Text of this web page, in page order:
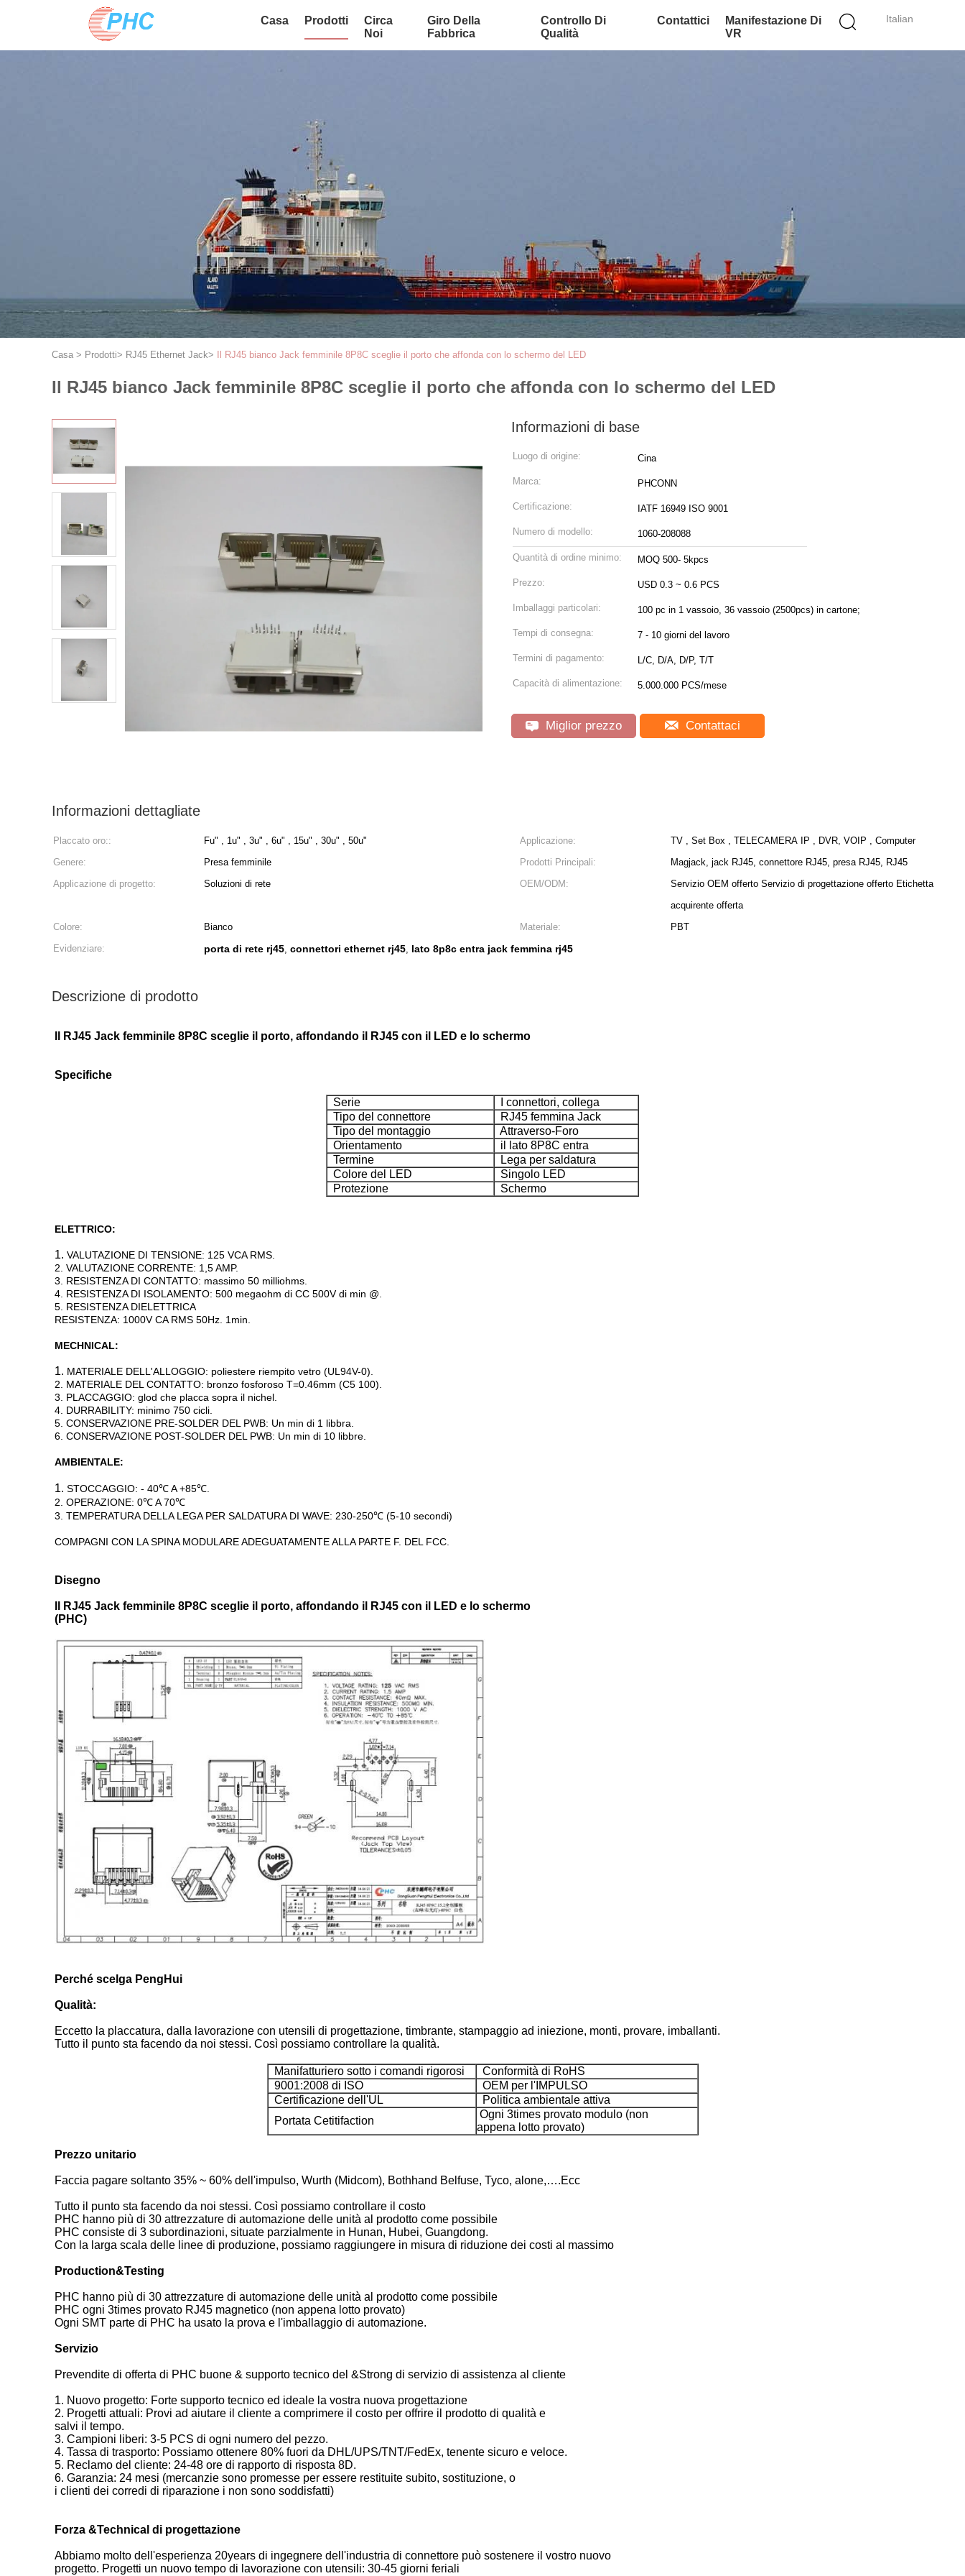
Italian
Casa Prodotti
Circa
Noi
Giro Della
Fabbrica
Controllo Di
Qualità
Contattici
Manifestazione Di
VR
Casa > Prodotti> RJ45 Ethernet Jack> Il RJ45 bianco Jack femminile 8P8C sceglie il porto che affonda con lo schermo del LED
Il RJ45 bianco Jack femminile 8P8C sceglie il porto che affonda con lo schermo del LED
Informazioni di base
Luogo di origine: Cina
Marca: PHCONN
Certificazione: IATF 16949 ISO 9001
Numero di modello: 1060-208088
Quantità di ordine minimo: MOQ 500- 5kpcs
Prezzo: USD 0.3 ~ 0.6 PCS
Imballaggi particolari: 100 pc in 1 vassoio, 36 vassoio (2500pcs) in cartone;
Tempi di consegna: 7 - 10 giorni del lavoro
Termini di pagamento: L/C, D/A, D/P, T/T
Capacità di alimentazione: 5.000.000 PCS/mese
Miglior prezzo Contattaci
Informazioni dettagliate
Placcato oro:: Fu" , 1u" , 3u" , 6u" , 15u" , 30u" , 50u" Applicazione:
TV , Set Box , TELECAMERA IP , DVR, VOIP , Computer
Genere:
Presa femminile Prodotti Principali:
Magjack, jack RJ45, connettore RJ45, presa RJ45, RJ45
Applicazione di progetto:
Soluzioni di rete OEM/ODM:
Servizio OEM offerto Servizio di progettazione offerto Etichetta
acquirente offerta
Colore:
Bianco Materiale:
PBT
Evidenziare:
porta di rete rj45, connettori ethernet rj45, lato 8p8c entra jack femmina rj45
Descrizione di prodotto
Il RJ45 Jack femminile 8P8C sceglie il porto, affondando il RJ45 con il LED e lo schermo
Specifiche
Serie
I connettori, collega
Tipo del connettore
RJ45 femmina Jack
Tipo del montaggio
Attraverso-Foro
Orientamento
il lato 8P8C entra
Termine
Lega per saldatura
Colore del LED
Singolo LED
Protezione
Schermo
ELETTRICO:
1. VALUTAZIONE DI TENSIONE: 125 VCA RMS.
2. VALUTAZIONE CORRENTE: 1,5 AMP.
3. RESISTENZA DI CONTATTO: massimo 50 milliohms.
4. RESISTENZA DI ISOLAMENTO: 500 megaohm di CC 500V di min @.
5. RESISTENZA DIELETTRICA
RESISTENZA: 1000V CA RMS 50Hz. 1min.
MECHNICAL:
1. MATERIALE DELL'ALLOGGIO: poliestere riempito vetro (UL94V-0).
2. MATERIALE DEL CONTATTO: bronzo fosforoso T=0.46mm (C5 100).
3. PLACCAGGIO: glod che placca sopra il nichel.
4. DURRABILITY: minimo 750 cicli.
5. CONSERVAZIONE PRE-SOLDER DEL PWB: Un min di 1 libbra.
6. CONSERVAZIONE POST-SOLDER DEL PWB: Un min di 10 libbre.
AMBIENTALE:
1. STOCCAGGIO: - 40℃ A +85℃.
2. OPERAZIONE: 0℃ A 70℃
3. TEMPERATURA DELLA LEGA PER SALDATURA DI WAVE: 230-250℃ (5-10 secondi)
COMPAGNI CON LA SPINA MODULARE ADEGUATAMENTE ALLA PARTE F. DEL FCC.
Disegno
Il RJ45 Jack femminile 8P8C sceglie il porto, affondando il RJ45 con il LED e lo schermo
(PHC)
Perché scelga PengHui
Qualità:
Eccetto la placcatura, dalla lavorazione con utensili di progettazione, timbrante, stampaggio ad iniezione, monti, provare, imballanti.
Tutto il punto sta facendo da noi stessi. Così possiamo controllare la qualità.
Manifatturiero sotto i comandi rigorosi
Conformità di RoHS
9001:2008 di ISO
OEM per l'IMPULSO
Certificazione dell'UL
Politica ambientale attiva
Portata Cetitifaction
Ogni 3times provato modulo (non
appena lotto provato)
Prezzo unitario
Faccia pagare soltanto 35% ~ 60% dell'impulso, Wurth (Midcom), Bothhand Belfuse, Tyco, alone,….Ecc
Tutto il punto sta facendo da noi stessi. Così possiamo controllare il costo
PHC hanno più di 30 attrezzature di automazione delle unità al prodotto come possibile
PHC consiste di 3 subordinazioni, situate parzialmente in Hunan, Hubei, Guangdong.
Con la larga scala delle linee di produzione, possiamo raggiungere in misura di riduzione dei costi al massimo
Production&Testing
PHC hanno più di 30 attrezzature di automazione delle unità al prodotto come possibile
PHC ogni 3times provato RJ45 magnetico (non appena lotto provato)
Ogni SMT parte di PHC ha usato la prova e l'imballaggio di automazione.
Servizio
Prevendite di offerta di PHC buone & supporto tecnico del &Strong di servizio di assistenza al cliente
1. Nuovo progetto: Forte supporto tecnico ed ideale la vostra nuova progettazione
2. Progetti attuali: Provi ad aiutare il cliente a comprimere il costo per offrire il prodotto di qualità e
salvi il tempo.
3. Campioni liberi: 3-5 PCS di ogni numero del pezzo.
4. Tassa di trasporto: Possiamo ottenere 80% fuori da DHL/UPS/TNT/FedEx, tenente sicuro e veloce.
5. Reclamo del cliente: 24-48 ore di rapporto di risposta 8D.
6. Garanzia: 24 mesi (mercanzie sono promesse per essere restituite subito, sostituzione, o
i clienti dei corredi di riparazione i non sono soddisfatti)
Forza &Technical di progettazione
Abbiamo molto dell'esperienza 20years di ingegnere dell'industria di connettore può sostenere il vostro nuovo
progetto. Progetti un nuovo tempo di lavorazione con utensili: 30-45 giorni feriali